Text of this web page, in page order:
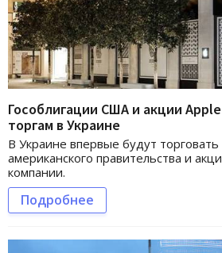
Гособлигации США и акции
торгам в Украине
В Украине впервые будут
американского правительства и
компании.
Подробнее